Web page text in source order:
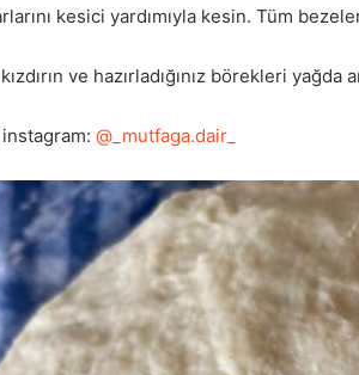
kesici yardımıyla kesin. Tüm
ve hazırladığınız börekleri yağda
@_mutfaga.dair_